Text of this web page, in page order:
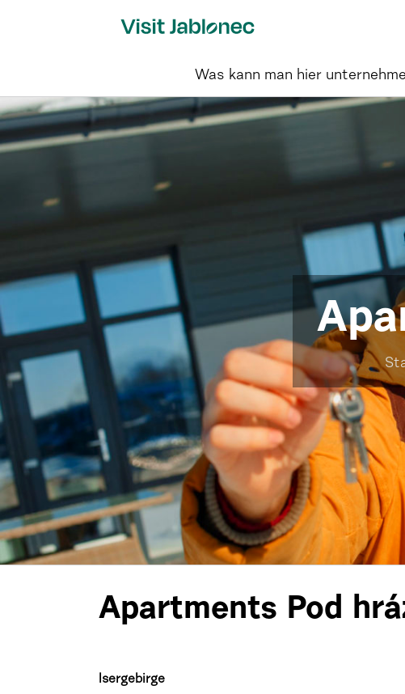
Was kann man hier
Apartments Pod
Isergebirge